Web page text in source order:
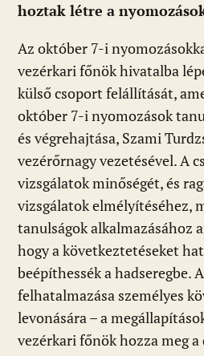
hoztak létre a
Az október 7-i
vezérkari főnök hivatalba
külső csoport felállítását,
október 7-i nyomozások
és végrehajtása, Szami
vezérőrnagy vezetésével. A
vizsgálatok minőségét, és
vizsgálatok elmélyítéséhez,
tanulságok alkalmazásához
hogy a következtetéseket
beépíthessék a hadseregbe.
felhatalmazása személyes
levonására – a
vezérkari főnök hozza meg